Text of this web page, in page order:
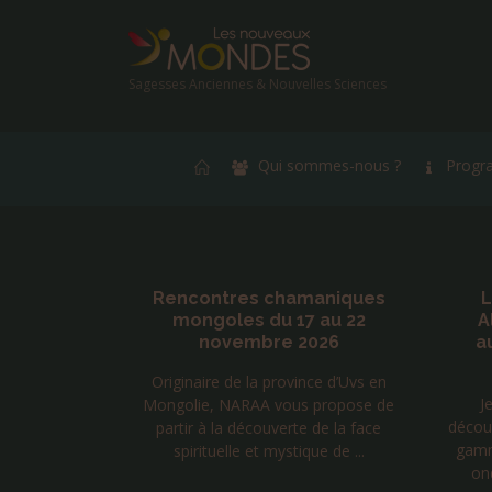
Sagesses Anciennes & Nouvelles Sciences
Qui sommes-nous ?
Lettre d’Isabelle 199 –
Alzheimer : Stimulation
auditive à 40 Htz Ondes
Je me suis intéressée à cette
découverte des effets des fréquences
gamma à 40 Hz correspondant aux
Les
à-dire
plus